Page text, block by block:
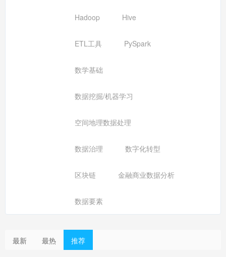
Hadoop Hive
ETL工具 PySpark
数学基础
数据挖掘/机器学习
空间地理数据处理
数据治理 数字化转型
区块链 金融商业数据分析
数据要素
最新 最热 推荐